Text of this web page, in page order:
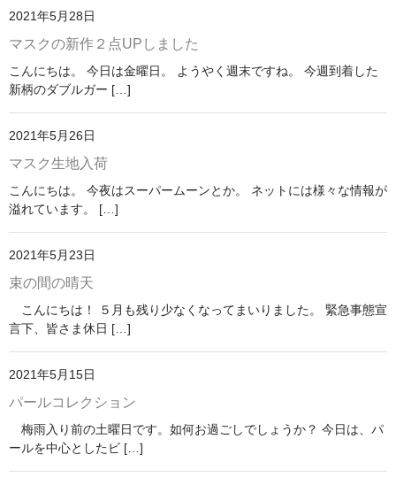
2021年5月28日
マスクの新作２点UPしました
こんにちは。 今日は金曜日。 ようやく週末ですね。 今週到着した
新柄のダブルガー […]
2021年5月26日
マスク生地入荷
こんにちは。 今夜はスーパームーンとか。 ネットには様々な情報が
溢れています。 […]
2021年5月23日
束の間の晴天
こんにちは！ ５月も残り少なくなってまいりました。 緊急事態宣
言下、皆さま休日 […]
2021年5月15日
パールコレクション
梅雨入り前の土曜日です。如何お過ごしでしょうか？ 今日は、パ
ールを中心としたビ […]